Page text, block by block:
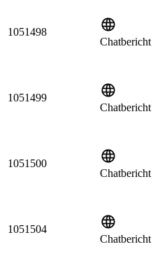
1051498
Chatbericht
1051499
Chatbericht
1051500
Chatbericht
1051504
Chatbericht